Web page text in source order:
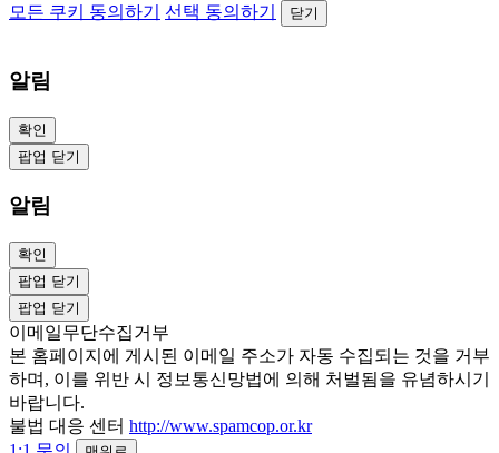
모든 쿠키 동의하기
선택 동의하기 닫기
알림
확인
팝업 닫기
알림
확인
팝업 닫기
팝업 닫기
이메일무단수집거부
본 홈페이지에 게시된 이메일 주소가 자동 수집되는 것을 거부
하며, 이를 위반 시 정보통신망법에 의해 처벌됨을 유념하시기
바랍니다.
불법 대응 센터 http://www.spamcop.or.kr